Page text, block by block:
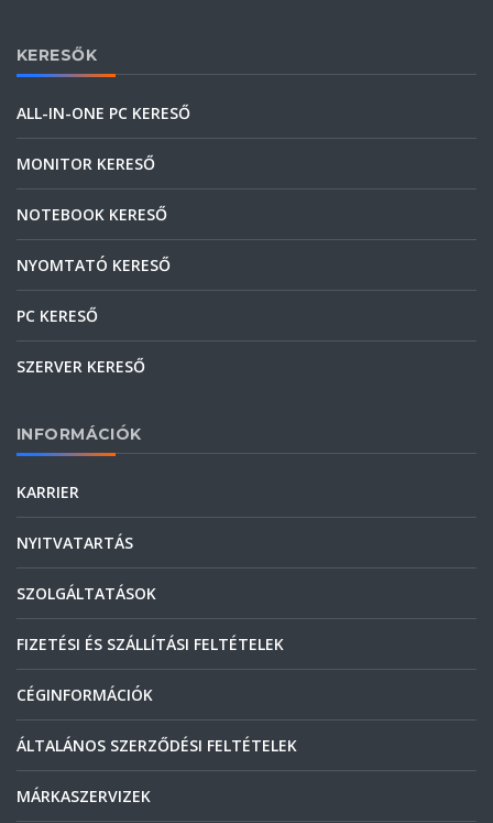
KERESŐK
ALL-IN-ONE PC KERESŐ
MONITOR KERESŐ
NOTEBOOK KERESŐ
NYOMTATÓ KERESŐ
PC KERESŐ
SZERVER KERESŐ
INFORMÁCIÓK
KARRIER
NYITVATARTÁS
SZOLGÁLTATÁSOK
FIZETÉSI ÉS SZÁLLÍTÁSI FELTÉTELEK
CÉGINFORMÁCIÓK
ÁLTALÁNOS SZERZŐDÉSI FELTÉTELEK
MÁRKASZERVIZEK